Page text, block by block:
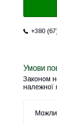
+380
Законом
належної